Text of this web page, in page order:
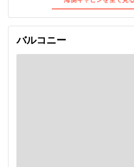
バルコニー